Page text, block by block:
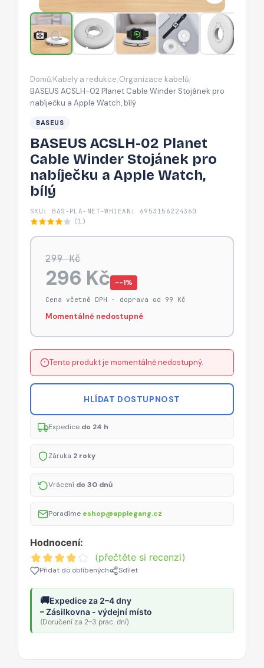
Stojánek
pro
nabíječku
a
Watch,
bílý
Domů/Kabely a redukce/Organizace kabelů/
BASEUS ACSLH-02 Planet Cable Winder Stojánek pro
nabíječku a Apple Watch, bílý
BASEUS
BASEUS ACSLH-02 Planet
Cable Winder Stojánek pro
nabíječku a Apple Watch,
bílý
SKU: BAS-PLA-NET-WHI EAN: 6953156224360
(1)
299 Kč
296 Kč −-1%
Cena včetně DPH · doprava od 99 Kč
Momentálně nedostupné
Tento produkt je momentálně nedostupný.
HLÍDAT DOSTUPNOST
Expedice do 24 h
Záruka 2 roky
Vrácení do 30 dnů
Poradíme eshop@applegang.cz
Hodnocení:
(přečtěte si recenzi)
Přidat do oblíbených Sdílet
🚚Expedice za 2–4 dny
– Zásilkovna - výdejní místo
(Doručení za 2–3 prac. dní)